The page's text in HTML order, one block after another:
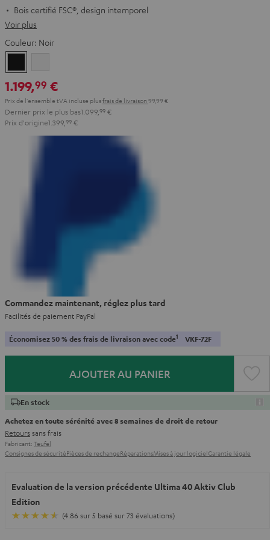
Bois certifié FSC®, design intemporel
Voir plus
Couleur: Noir
1.199,99 €
Prix de l'ensemble tVA incluse plusfrais de livraison 99,99 €
Dernier prix le plus bas1.099, 99 €
Prix d'origine1.399, 99 €
Commandez maintenant, réglez plus tard
Facilités de paiement PayPal
Économisez 50 % des frais de livraison avec code1 VKF-72F
AJOUTER AU PANIER
En stock
Achetez en toute sérénité avec 8 semaines de droit de retour
Retourssans frais
Fabricant: Teufel
Consignes de sécuritéPièces de rechangeRéparationsMises à jour logicielGarantie légale
Evaluation de la version précédente Ultima 40 Aktiv Club
Edition
(4.86 sur 5 basé sur 73 évaluations)